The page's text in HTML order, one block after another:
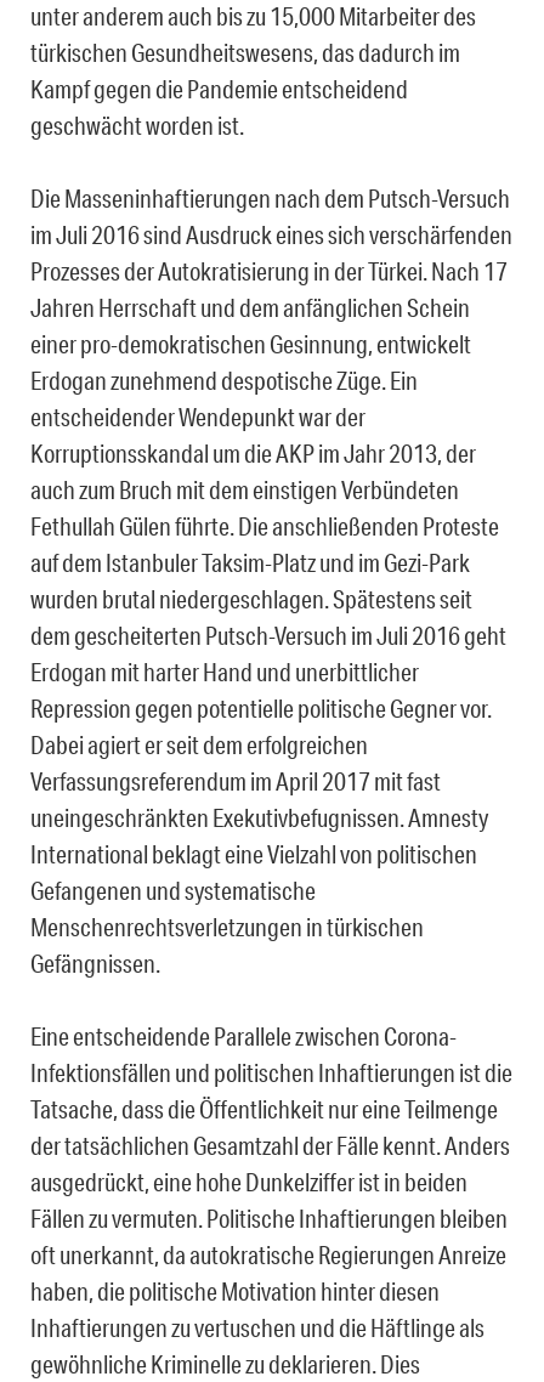
unter anderem auch bis zu 15,000 Mitarbeiter des
türkischen Gesundheitswesens, das dadurch im
Kampf gegen die Pandemie entscheidend
geschwächt worden ist.
Die Masseninhaftierungen nach dem Putsch-Versuch
im Juli 2016 sind Ausdruck eines sich verschärfenden
Prozesses der Autokratisierung in der Türkei. Nach 17
Jahren Herrschaft und dem anfänglichen Schein
einer pro-demokratischen Gesinnung, entwickelt
Erdogan zunehmend despotische Züge. Ein
entscheidender Wendepunkt war der
Korruptionsskandal um die AKP im Jahr 2013, der
auch zum Bruch mit dem einstigen Verbündeten
Fethullah Gülen führte. Die anschließenden Proteste
auf dem Istanbuler Taksim-Platz und im Gezi-Park
wurden brutal niedergeschlagen. Spätestens seit
dem gescheiterten Putsch-Versuch im Juli 2016 geht
Erdogan mit harter Hand und unerbittlicher
Repression gegen potentielle politische Gegner vor.
Dabei agiert er seit dem erfolgreichen
Verfassungsreferendum im April 2017 mit fast
uneingeschränkten Exekutivbefugnissen. Amnesty
International beklagt eine Vielzahl von politischen
Gefangenen und systematische
Menschenrechtsverletzungen in türkischen
Gefängnissen.
Eine entscheidende Parallele zwischen Corona-
Infektionsfällen und politischen Inhaftierungen ist die
Tatsache, dass die Öffentlichkeit nur eine Teilmenge
der tatsächlichen Gesamtzahl der Fälle kennt. Anders
ausgedrückt, eine hohe Dunkelziffer ist in beiden
Fällen zu vermuten. Politische Inhaftierungen bleiben
oft unerkannt, da autokratische Regierungen Anreize
haben, die politische Motivation hinter diesen
Inhaftierungen zu vertuschen und die Häftlinge als
gewöhnliche Kriminelle zu deklarieren. Dies